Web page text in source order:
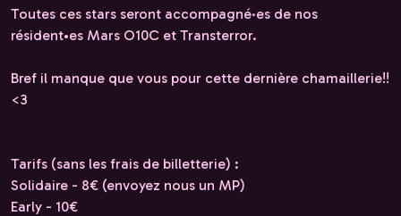
Toutes ces stars seront accompagné·es de nos
résident•es Mars O10C et Transterror.
Bref il manque que vous pour cette dernière chamaillerie!!
<3
Tarifs (sans les frais de billetterie) :
Solidaire - 8€ (envoyez nous un MP)
Early - 10€